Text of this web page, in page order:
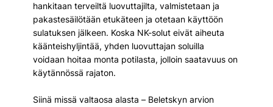
hankitaan terveiltä luovuttajilta, valmistetaan ja
pakastesäilötään etukäteen ja otetaan käyttöön
sulatuksen jälkeen. Koska NK-solut eivät aiheuta
käänteishyljintää, yhden luovuttajan soluilla
voidaan hoitaa monta potilasta, jolloin saatavuus on
käytännössä rajaton.
Siinä missä valtaosa alasta – Beletskyn arvion